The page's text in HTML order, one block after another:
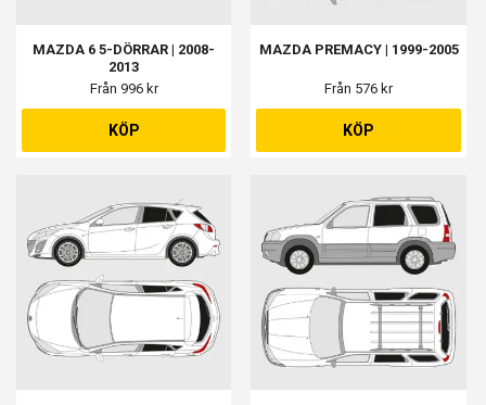
MAZDA 6 5-DÖRRAR | 2008-
2013
Från 996 kr
KÖP
MAZDA PREMACY | 1999-2005
Från 576 kr
KÖP